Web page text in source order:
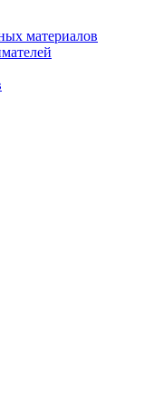
материалов